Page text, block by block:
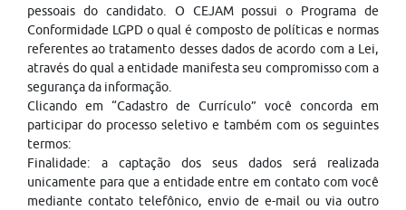
pessoais do candidato. O CEJAM possui o Programa de
Conformidade LGPD o qual é composto de políticas e normas
referentes ao tratamento desses dados de acordo com a Lei,
através do qual a entidade manifesta seu compromisso com a
segurança da informação.
Clicando em “Cadastro de Currículo” você concorda em
participar do processo seletivo e também com os seguintes
termos:
Finalidade: a captação dos seus dados será realizada
unicamente para que a entidade entre em contato com você
mediante contato telefônico, envio de e-mail ou via outro